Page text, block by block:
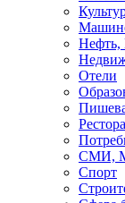
Нефть,
Отели
СМИ,
Спорт